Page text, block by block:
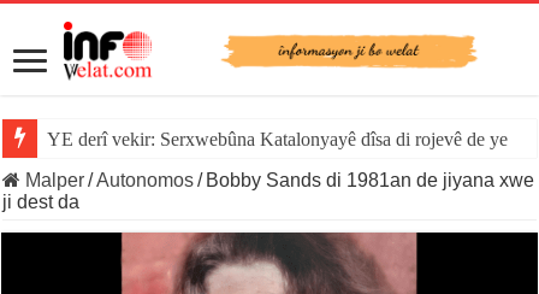
YE derî vekir: Serxwebûna Katalonyayê dîsa di rojevê de ye
Malper/Autonomos/ Bobby Sands di 1981an de jiyana xwe
ji dest da